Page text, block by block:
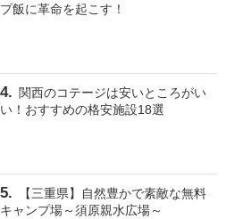
プ飯に革命を起こす！
関西のコテージは安いところがい
い！おすすめの格安施設18選
【三重県】自然豊かで素敵な無料
キャンプ場～須原親水広場～